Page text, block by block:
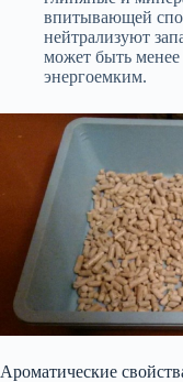
впитывающей
нейтрализуют
может быть
энергоемким.
Ароматические